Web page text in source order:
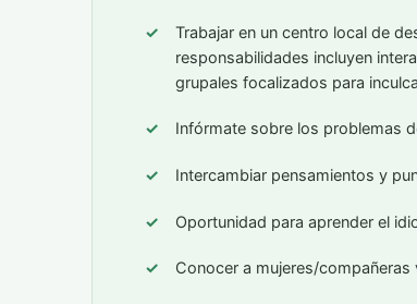
Trabajar en un centro local de
responsabilidades incluyen
grupales focalizados para
Infórmate sobre los problemas
Intercambiar pensamientos y
Oportunidad para aprender el
Conocer a mujeres/